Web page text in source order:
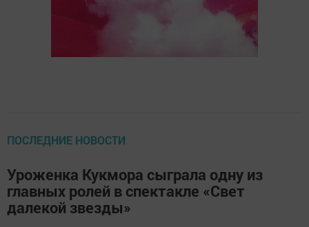
ПОСЛЕДНИЕ НОВОСТИ
Уроженка Кукмора сыграла одну из
главных ролей в спектакле «Свет
далекой звезды»